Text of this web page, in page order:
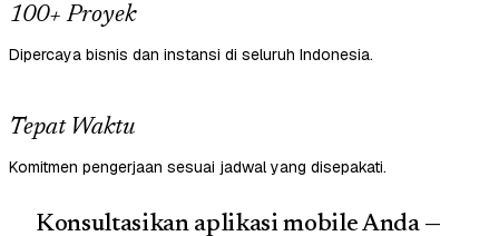
100+ Proyek
Dipercaya bisnis dan instansi di seluruh Indonesia.
Tepat Waktu
Komitmen pengerjaan sesuai jadwal yang disepakati.
Konsultasikan aplikasi mobile Anda —